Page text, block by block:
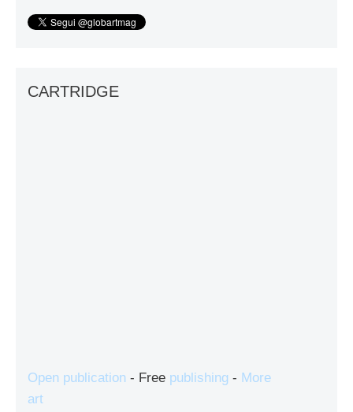
CARTRIDGE
Open publication - Free publishing - More
art